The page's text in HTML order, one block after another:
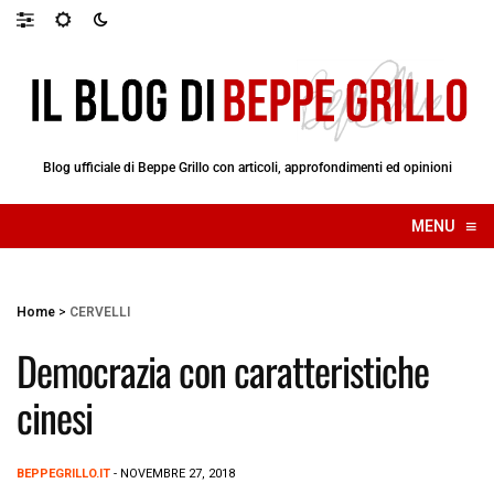
Blog ufficiale di Beppe Grillo con articoli, approfondimenti ed opinioni
MENU ≡
☰
Home > CERVELLI
Democrazia con caratteristiche
cinesi
BEPPEGRILLO.IT - NOVEMBRE 27, 2018